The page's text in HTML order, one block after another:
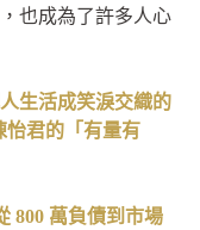
也成為了許多人心
生活成笑淚交織的
君的「有量有
800 萬負債到市場